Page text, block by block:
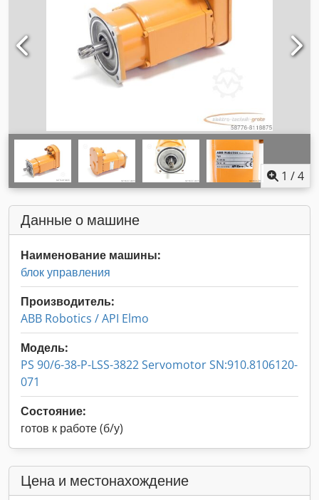
1 /4
Данные о машине
Наименование машины:
блок управления
Производитель:
ABB Robotics / API Elmo
Модель:
PS 90/6-38-P-LSS-3822 Servomotor SN:910.8106120-
071
Состояние:
готов к работе (б/у)
Цена и местонахождение